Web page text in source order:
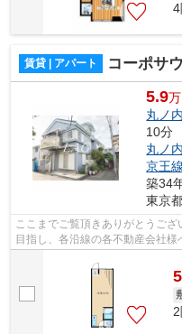
賃貸 | アパート コーポサ
5.9
丸ノ
10分
丸ノ
京王線
築34
東京
ここまでご覧頂きありがとうご
目指し、各沿線の各不動産会社